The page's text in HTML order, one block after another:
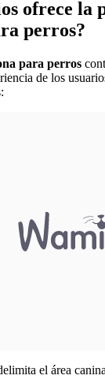
ofrece la
perros?
para perros
de los
el área